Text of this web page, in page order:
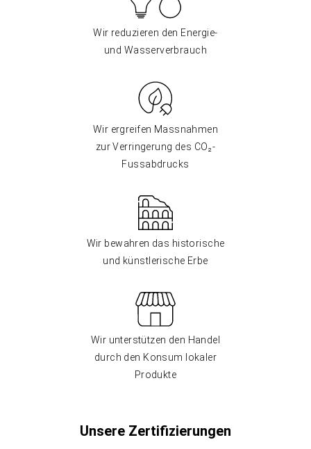
Wir reduzieren den Energie-
und Wasserverbrauch
Wir ergreifen Massnahmen
zur Verringerung des CO₂-
Fussabdrucks
Wir bewahren das historische
und künstlerische Erbe
Wir unterstützen den Handel
durch den Konsum lokaler
Produkte
Unsere Zertifizierungen